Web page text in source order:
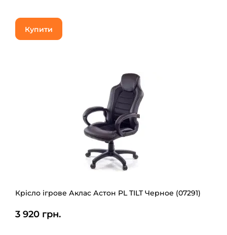
Купити
Крісло ігрове Аклас Астон PL TILT Черное (07291)
3 920 грн.